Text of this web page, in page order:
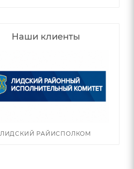
Наши клиенты
ЛИДСКИЙ РАЙИСПОЛКОМ